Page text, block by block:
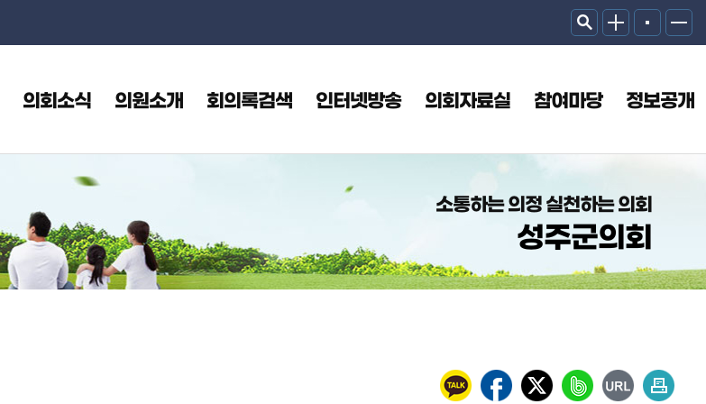
의회소식 의원소개 회의록검색 인터넷방송 의회자료실 참여마당 정보공개
소통하는 의정 실천하는 의회
성주군의회